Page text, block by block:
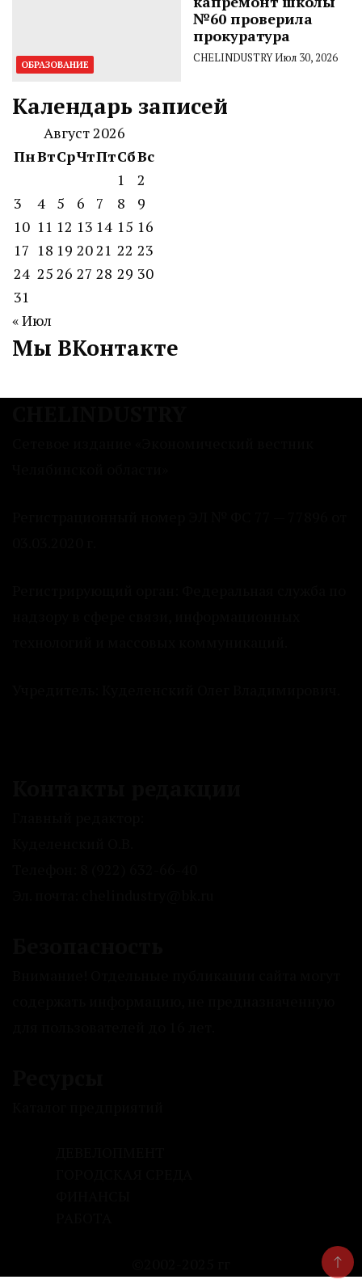
ОБРАЗОВАНИЕ
№60 проверила
прокуратура
CHELINDUSTRYИюл 30, 2026
Календарь записей
Август 2026
ПнВтСрЧтПтСбВс
1
2
3
4 5 6 7 8
9
10 11 12 13 14 15 16
17 18 19 2021 22 23
24 25 26 27 28 29 30
31
« Июл
Мы ВКонтакте